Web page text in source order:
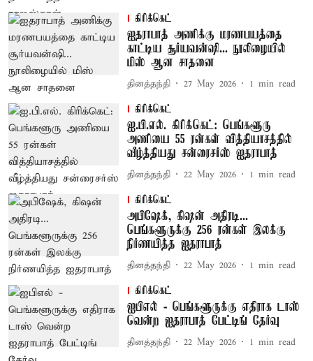
கிரிக்கெட்
ஐதராபாத் அணிக்கு மரணபயத்தை
காட்டிய சூர்யவன்ஷி... நூலிழையில்
மிஸ் ஆன சாதனை
தினத்தந்தி 27 May 2026 1 min read
கிரிக்கெட்
ஐ.பி.எல். கிரிக்கெட்: பெங்களூரு
அணியை 55 ரன்கள் வித்தியாசத்தில்
வீழ்த்தியது சன்ரைசர்ஸ் ஐதராபாத்
தினத்தந்தி 22 May 2026 1 min read
கிரிக்கெட்
அபிஷேக், கிஷன் அதிரடி...
பெங்களூருக்கு 256 ரன்கள் இலக்கு
நிர்ணயித்த ஐதராபாத்
தினத்தந்தி 22 May 2026 1 min read
கிரிக்கெட்
ஐபிஎல் - பெங்களூருக்கு எதிராக டாஸ்
வென்ற ஐதராபாத் பேட்டிங் தேர்வு
தினத்தந்தி 22 May 2026 1 min read